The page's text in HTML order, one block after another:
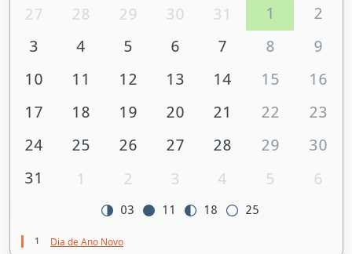
27 28 29 30 31 1
2
3
4 5 6 7 8
9
10
11 12 13 14 15
16
17
18 19 20 21 22
23
24
25 26 27 28 29
30
31
1 2 3 4 5 6
03 11 18 25
1 Dia de Ano Novo